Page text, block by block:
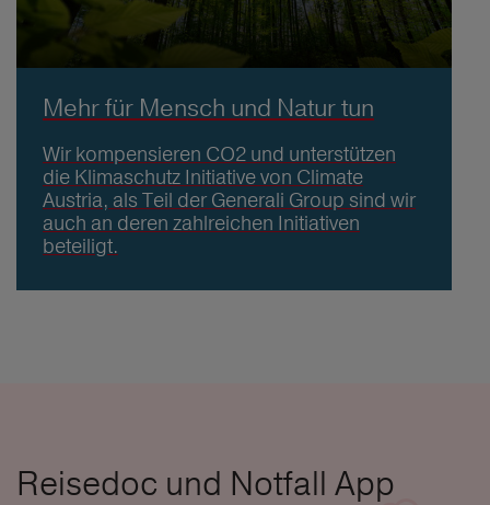
Mehr für Mensch und Natur tun
Wir kompensieren CO2 und unterstützen
die Klimaschutz Initiative von Climate
Austria, als Teil der Generali Group sind wir
auch an deren zahlreichen Initiativen
beteiligt.
Reisedoc und Notfall App